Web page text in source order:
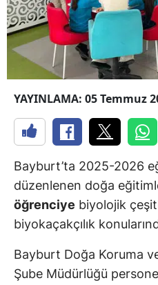
YAYINLAMA: 05 Temmuz
Bayburt’ta 2025-2026
düzenlenen doğa
öğrenciye biyolojik
biyokaçakçılık
Bayburt Doğa Koruma
Şube Müdürlüğü